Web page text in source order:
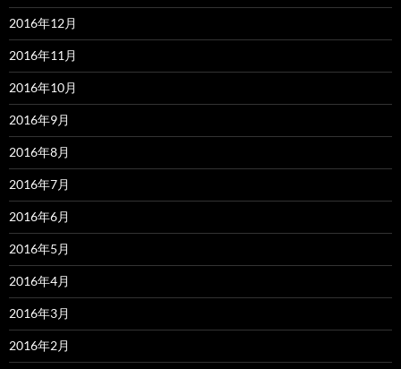
2016年12月
2016年11月
2016年10月
2016年9月
2016年8月
2016年7月
2016年6月
2016年5月
2016年4月
2016年3月
2016年2月